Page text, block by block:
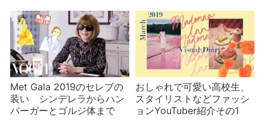
Met Gala 2019のセレブの
装い シンデレラからハン
バーガーとゴルジ体まで
おしゃれで可愛い高校生、
スタイリストなどファッシ
ョンYouTuber紹介その1